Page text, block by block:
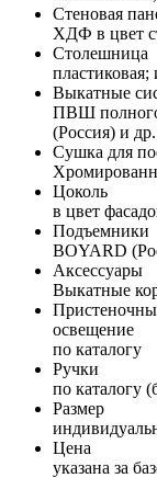
Стеновая
ХДФ в цвет
Столешница
пластиковая;
Выкатные
ПВШ
(Россия) и др.
Сушка для
Цоколь
в цвет
Подъемники
BOYARD
Аксессуары
Выкатные
освещение
по каталогу
Ручки
по каталогу
Размер
Цена
указана за